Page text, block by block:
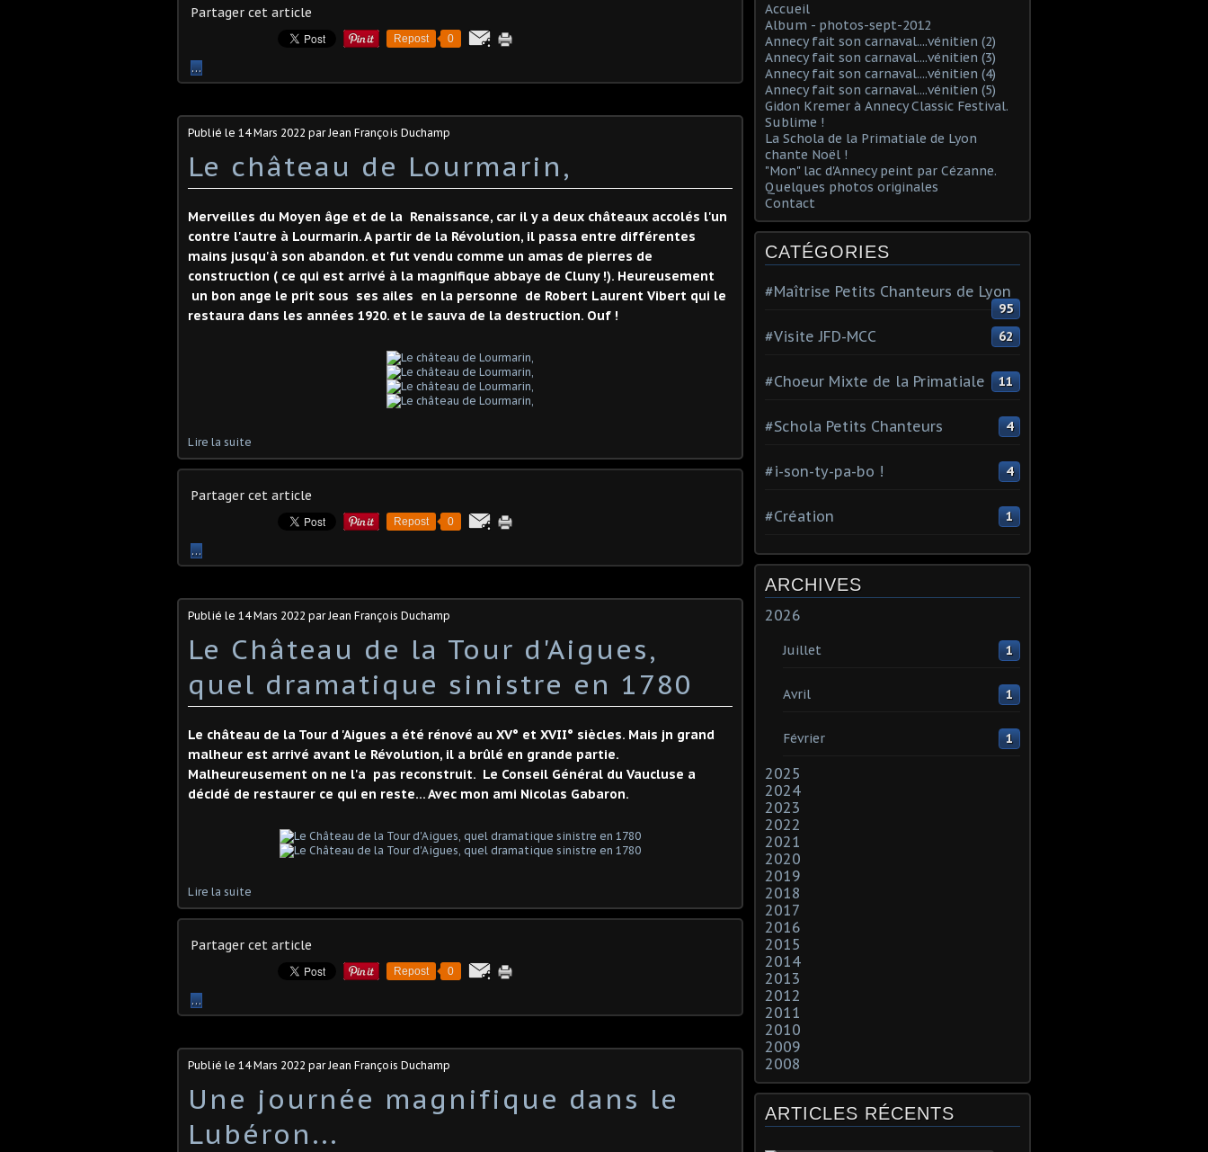
Partager cet article
Repost 0
…
Publié le 14 Mars 2022 par Jean François Duchamp
Le château de Lourmarin,
Merveilles du Moyen âge et de la Renaissance, car il y a deux châteaux accolés l'un
contre l'autre à Lourmarin. A partir de la Révolution, il passa entre différentes
mains jusqu'à son abandon. et fut vendu comme un amas de pierres de
construction ( ce qui est arrivé à la magnifique abbaye de Cluny !). Heureusement
un bon ange le prit sous ses ailes en la personne de Robert Laurent Vibert qui le
restaura dans les années 1920. et le sauva de la destruction. Ouf !
Lire la suite
Partager cet article
Repost 0
…
Publié le 14 Mars 2022 par Jean François Duchamp
Le Château de la Tour d'Aigues,
quel dramatique sinistre en 1780
Le château de la Tour d 'Aigues a été rénové au XV° et XVII° siècles. Mais jn grand
malheur est arrivé avant le Révolution, il a brûlé en grande partie.
Malheureusement on ne l'a pas reconstruit. Le Conseil Général du Vaucluse a
décidé de restaurer ce qui en reste... Avec mon ami Nicolas Gabaron.
Lire la suite
Partager cet article
Repost 0
…
Publié le 14 Mars 2022 par Jean François Duchamp
Une journée magnifique dans le
Lubéron...
Accueil
Album - photos-sept-2012
Annecy fait son carnaval....vénitien (2)
Annecy fait son carnaval....vénitien (3)
Annecy fait son carnaval....vénitien (4)
Annecy fait son carnaval....vénitien (5)
Gidon Kremer à Annecy Classic Festival.
Sublime !
La Schola de la Primatiale de Lyon
chante Noël !
"Mon" lac d'Annecy peint par Cézanne.
Quelques photos originales
Contact
CATÉGORIES
#Maîtrise Petits Chanteurs de Lyon
95
#Visite JFD-MCC 62
#Choeur Mixte de la Primatiale 11
#Schola Petits Chanteurs 4
#i-son-ty-pa-bo ! 4
#Création 1
ARCHIVES
2026
Juillet 1
Avril 1
Février 1
2025
2024
2023
2022
2021
2020
2019
2018
2017
2016
2015
2014
2013
2012
2011
2010
2009
2008
ARTICLES RÉCENTS